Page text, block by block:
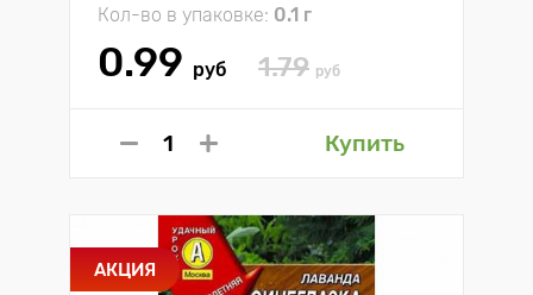
Кол-во в упаковке: 0.1 г
0.99 руб 1.79 руб
Купить
АКЦИЯ